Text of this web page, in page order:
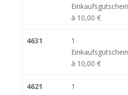
Einkaufsgutschein
à 10,00 €
4631
1
Einkaufsgutschein
à 10,00 €
4621
1